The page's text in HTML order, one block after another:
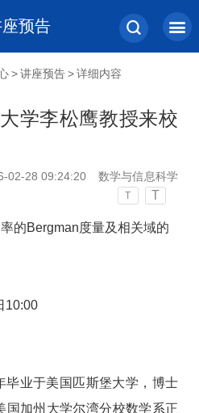
预告
> 讲座预告 > 详细内容
学李松鹰教授来校
02-28 09:24:20
数学与信息科学
T T
的Bergman度量及相关域的
10:00
毕业于美国匹斯堡大学，博士
国加州大学尔湾分校数学系正